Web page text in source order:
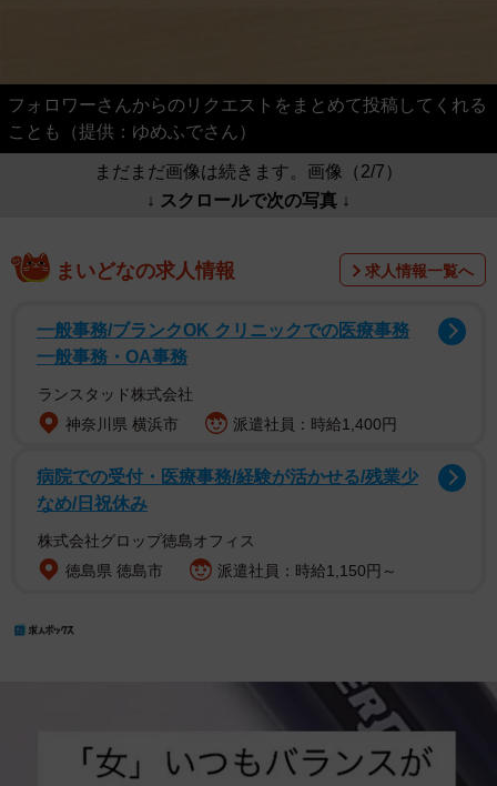
フォロワーさんからのリクエストをまとめて投稿してくれる
ことも（提供：ゆめふでさん）
まだまだ画像は続きます。画像（2/7）
↓ スクロールで次の写真 ↓
まいどなの求人情報 求人情報一覧へ
一般事務/ブランクOK クリニックでの医療事務
一般事務・OA事務
ランスタッド株式会社
神奈川県 横浜市
派遣社員：時給1,400円
病院での受付・医療事務/経験が活かせる/残業少
なめ/日祝休み
株式会社グロップ徳島オフィス
徳島県 徳島市
派遣社員：時給1,150円～